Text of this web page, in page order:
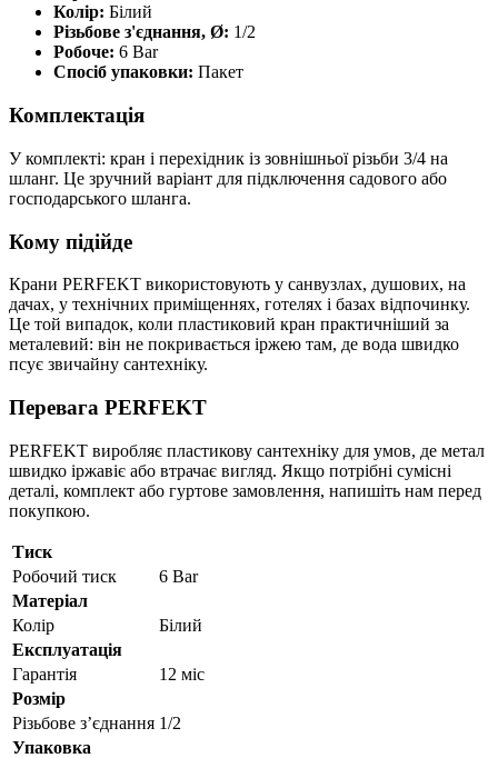
Колір: Білий
Різьбове з'єднання, Ø: 1/2
Робоче: 6 Bar
Спосіб упаковки: Пакет
Комплектація
У комплекті: кран і перехідник із зовнішньої різьби 3/4 на
шланг. Це зручний варіант для підключення садового або
господарського шланга.
Кому підійде
Крани PERFEKT використовують у санвузлах, душових, на
дачах, у технічних приміщеннях, готелях і базах відпочинку.
Це той випадок, коли пластиковий кран практичніший за
металевий: він не покривається іржею там, де вода швидко
псує звичайну сантехніку.
Перевага PERFEKT
PERFEKT виробляє пластикову сантехніку для умов, де метал
швидко іржавіє або втрачає вигляд. Якщо потрібні сумісні
деталі, комплект або гуртове замовлення, напишіть нам перед
покупкою.
Тиск
Робочий тиск
6 Bar
Матеріал
Колір
Білий
Експлуатація
Гарантія
12 міс
Розмір
Різьбове з’єднання 1/2
Упаковка